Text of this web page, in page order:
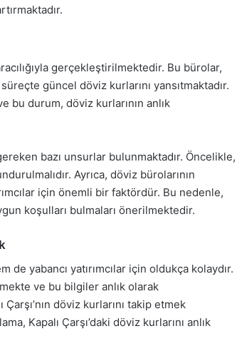
gerçekleştirilmektedir. Bu bürolar,
güncel döviz kurlarını yansıtmaktadır.
bu durum, döviz kurlarının anlık
bazı unsurlar bulunmaktadır. Öncelikle,
Ayrıca, döviz bürolarının
için önemli bir faktördür. Bu nedenle,
koşulları bulmaları önerilmektedir.
de yabancı yatırımcılar için oldukça kolaydır.
ve bu bilgiler anlık olarak
döviz kurlarını takip etmek
Kapalı Çarşı’daki döviz kurlarını anlık